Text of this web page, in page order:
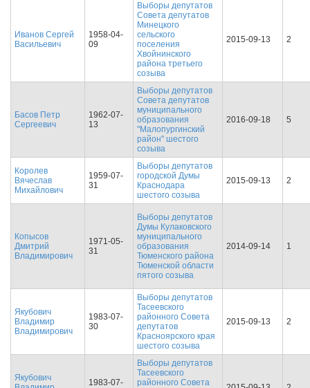
Иванов Сергей
Васильевич
1958-04-
09
Выборы депутатов
Совета депутатов
Минецкого
сельского
поселения
Хвойнинского
района третьего
созыва
2015-09-13 2
Басов Петр
Сергеевич
1962-07-
13
Выборы депутатов
Совета депутатов
муниципального
образования
"Малопургинский
район" шестого
созыва
2016-09-18 5
Королев
Вячеслав
Михайлович
1959-07-
31
Выборы депутатов
городской Думы
Краснодара
шестого созыва
2015-09-13 2
Копысов
Дмитрий
Владимирович
1971-05-
31
Выборы депутатов
Думы Кулаковского
муниципального
образования
Тюменского района
Тюменской области
пятого созыва
2014-09-14 1
Якубович
Владимир
Владимирович
1983-07-
30
Выборы депутатов
Тасеевского
районного Совета
депутатов
Красноярского края
шестого созыва
2015-09-13 2
Якубович
1983-07-
Выборы депутатов
Тасеевского
районного Совета